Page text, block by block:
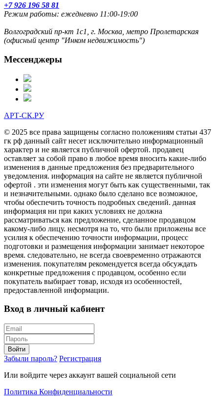
+7 926 196 58 81
Режим работы: ежедневно 11:00-19:00
Волгоградский пр-кт 1с1, г. Москва, метро Пролетарская
(офисный центр "Инком недвижимость")
Мессенджеры
АРТ-СК.РУ
© 2025 все права защищены согласно положениям статьи 437
гк рф данный сайт несет исключительно информационный
характер и не является публичной офертой. продавец
оставляет за собой право в любое время вносить какие-либо
изменения в данные предложения без предварительного
уведомления. информация на сайте не является публичной
офертой . эти изменения могут быть как существенными, так
и незначительными. однако было сделано все возможное,
чтобы обеспечить точность подробных сведений. данная
информация ни при каких условиях не должна
рассматриваться как предложение, сделанное продавцом
какому-либо лицу. несмотря на то, что были приложены все
усилия к обеспечению точности информации, процесс
подготовки и размещения информации занимает некоторое
время. следовательно, не всегда своевременно отражаются
изменения. покупателям рекомендуется всегда обсуждать
конкретные предложения с продавцом, особенно если
покупатель выбирает товар, исходя из особенностей,
предоставленной информации.
Вход в личный кабиент
Войти
Забыли пароль? Регистрация
Или войдите через аккаунт вашей социальной сети
Политика Конфиденциальности